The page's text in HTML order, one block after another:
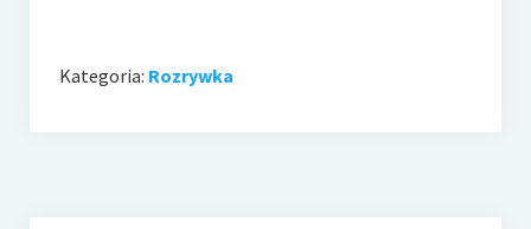
Kategoria: Rozrywka